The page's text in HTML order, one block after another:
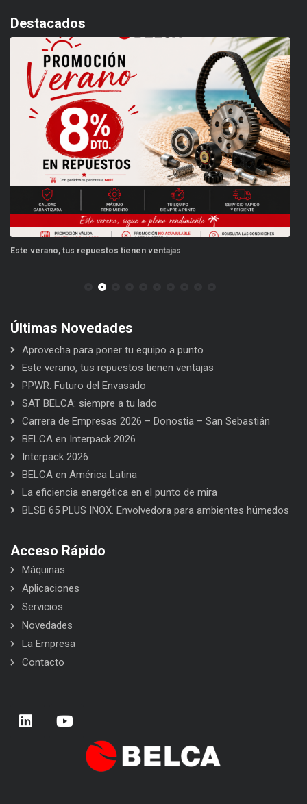
Destacados
Este verano, tus repuestos tienen ventajas
Últimas Novedades
Aprovecha para poner tu equipo a punto
Este verano, tus repuestos tienen ventajas
PPWR: Futuro del Envasado
SAT BELCA: siempre a tu lado
Carrera de Empresas 2026 – Donostia – San Sebastián
BELCA en Interpack 2026
Interpack 2026
BELCA en América Latina
La eficiencia energética en el punto de mira
BLSB 65 PLUS INOX. Envolvedora para ambientes húmedos
Acceso Rápido
Máquinas
Aplicaciones
Servicios
Novedades
La Empresa
Contacto